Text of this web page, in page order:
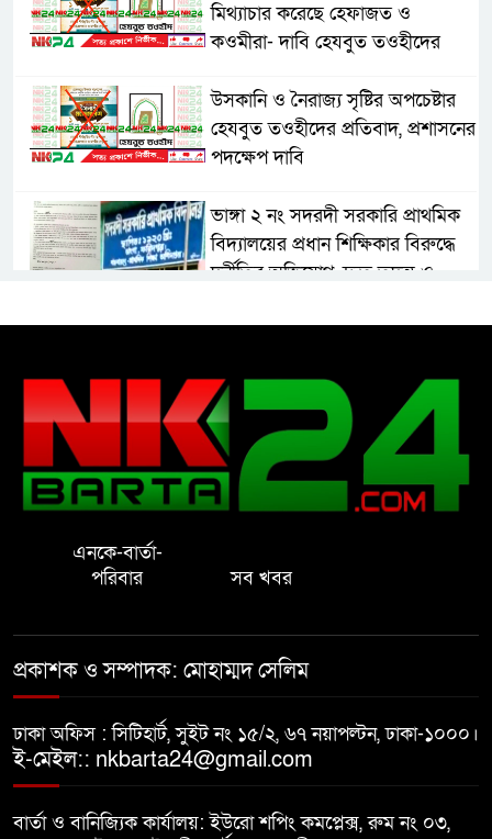
মিথ্যাচার করেছে হেফাজত ও
কওমীরা- দাবি হেযবুত তওহীদের
উসকানি ও নৈরাজ্য সৃষ্টির অপচেষ্টার
হেযবুত তওহীদের প্রতিবাদ, প্রশাসনের
পদক্ষেপ দাবি
ভাঙ্গা ২ নং সদরদী সরকারি প্রাথমিক
বিদ্যালয়ের প্রধান শিক্ষিকার বিরুদ্ধে
দুর্নীতির অভিযোগ, দ্রুত তদন্ত ও
সেলিম
নোয়াখালীতে ইসলামী মহা-সমাবেশ
সফল করতে মতবিনিময় সভা
হাতে ধর্ষণের শিকার স্কুলছাত্রী
গভীর রাতে চাচীর ঘরে ভাতিজা,
পুরুষাঙ্গ কেটে উধাও চাচী
নোয়াখালীতে র‌্যাবের অভিযান: ২
চাঞ্চল্যকর হত্যা মামলার আসামিসহ
গ্রেপ্তার ৪
এনকে-বার্তা-
পরিবার
সব খবর
প্রকাশক ও সম্পাদক: মোহাম্মদ সেলিম
ঢাকা অফিস : সিটিহার্ট, সুইট নং ১৫/২, ৬৭ নয়াপল্টন, ঢাকা-১০০০।
ই-মেইল:: nkbarta24@gmail.com
বার্তা ও বানিজ্যিক কার্যালয়: ইউরো শপিং কমপ্লেক্স, রুম নং ০৩,